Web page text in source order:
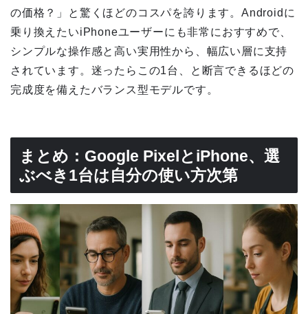
の価格？」と驚くほどのコスパを誇ります。Androidに
乗り換えたいiPhoneユーザーにも非常におすすめで、
シンプルな操作感と高い実用性から、幅広い層に支持
されています。迷ったらこの1台、と断言できるほどの
完成度を備えたバランス型モデルです。
まとめ：Google PixelとiPhone、選
ぶべき1台は自分の使い方次第